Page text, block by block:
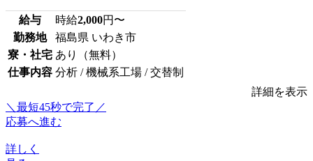
給与 時給2,000円〜
勤務地
福島県 いわき市
寮・社宅 あり（無料）
仕事内容 分析 / 機械系工場 / 交替制
詳細を表示
＼最短45秒で完了／
応募へ進む
詳しく